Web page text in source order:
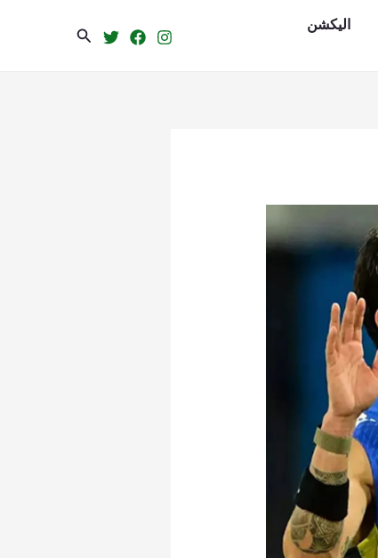
الیکشن
Search